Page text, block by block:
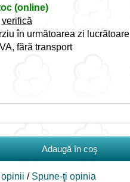
(online)
verifică
în următoarea zi lucrătoare
fără transport
Adaugă în coş
/ Spune-ţi opinia